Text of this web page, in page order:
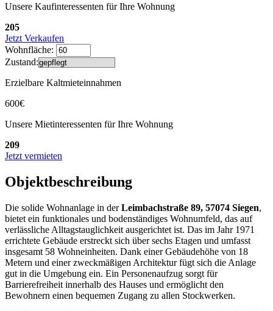
Unsere Kaufinteressenten für Ihre Wohnung
205
Jetzt Verkaufen
Wohnfläche:
Zustand:
Erzielbare Kaltmieteinnahmen
600€
Unsere Mietinteressenten für Ihre Wohnung
209
Jetzt vermieten
Objektbeschreibung
Die solide Wohnanlage in derLeimbachstraße 89, 57074 Siegen,
bietet ein funktionales und bodenständiges Wohnumfeld, das auf
verlässliche Alltagstauglichkeit ausgerichtet ist. Das im Jahr 1971
errichtete Gebäude erstreckt sich über sechs Etagen und umfasst
insgesamt 58 Wohneinheiten. Dank einer Gebäudehöhe von 18
Metern und einer zweckmäßigen Architektur fügt sich die Anlage
gut in die Umgebung ein. Ein Personenaufzug sorgt für
Barrierefreiheit innerhalb des Hauses und ermöglicht den
Bewohnern einen bequemen Zugang zu allen Stockwerken.